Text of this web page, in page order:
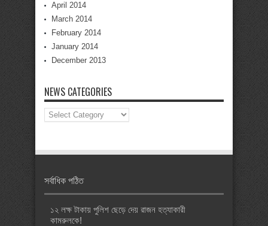
April 2014
March 2014
February 2014
January 2014
December 2013
NEWS CATEGORIES
News
Categories
সর্বাধিক পঠিত
১২ লক্ষ টাকায় পুলিশ ছেড়ে দেয় রাজন হত্যাকারী
কামরুলকে!